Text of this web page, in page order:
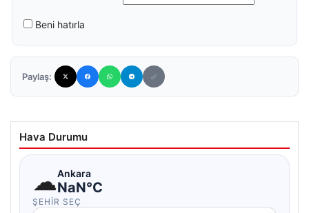
Beni hatırla
Paylaş:
Hava Durumu
☁Ankara
NaN°C
ŞEHIR SEÇ